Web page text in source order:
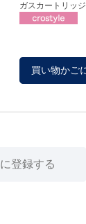
ガスカートリッジ
買い物かご
登録する